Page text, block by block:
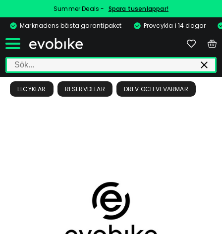
Summer Deals - Spara tusenlappar!
Marknadens bästa garantipaket
Provcykla i 14 dagar
ELCYKLAR RESERVDELAR DREV OCH VEVARMAR